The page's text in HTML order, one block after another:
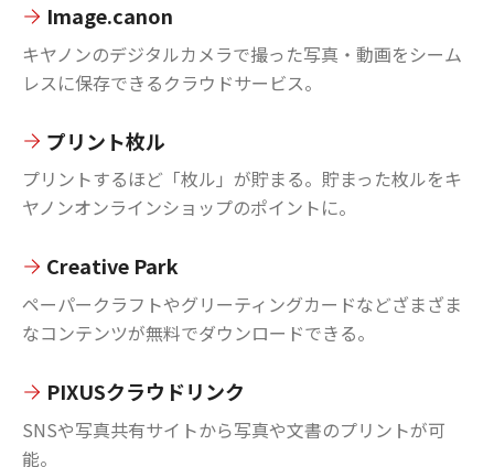
Image.canon
キヤノンのデジタルカメラで撮った写真・動画をシーム
レスに保存できるクラウドサービス。
プリント枚ル
プリントするほど「枚ル」が貯まる。貯まった枚ルをキ
ヤノンオンラインショップのポイントに。
Creative Park
ペーパークラフトやグリーティングカードなどざまざま
なコンテンツが無料でダウンロードできる。
PIXUSクラウドリンク
SNSや写真共有サイトから写真や文書のプリントが可
能。